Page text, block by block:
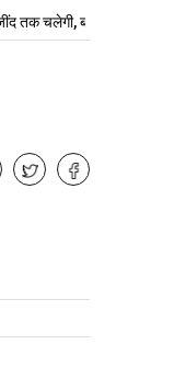
चलेगी, बढ़ेगी…